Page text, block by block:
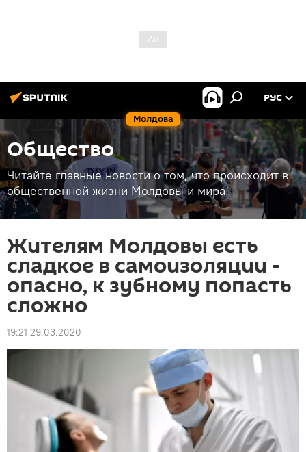
Молдова
РУС
Общество
Читайте главные новости о том, что происходит в
общественной жизни Молдовы и мира.
Жителям Молдовы есть
сладкое в самоизоляции -
опасно, к зубному попасть
сложно
19:21 29.03.2020